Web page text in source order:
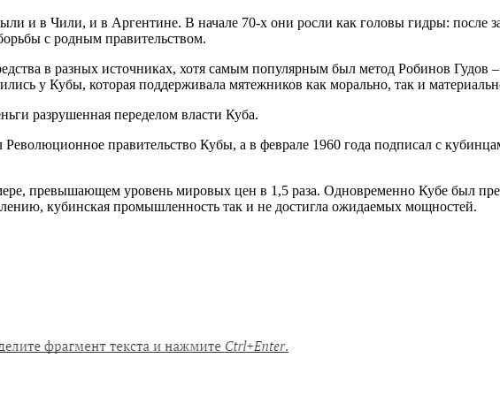
и в Чили, и в Аргентине. В начале 70-х они росли как головы гидры: после
с родным правительством.
в разных источниках, хотя самым популярным был метод Робинов Гудов
у Кубы, которая поддерживала мятежников как морально, так и
разрушенная переделом власти Куба.
правительство Кубы, а в феврале 1960 года подписал с
превышающем уровень мировых цен в 1,5 раза. Одновременно Кубе был
кубинская промышленность так и не достигла ожидаемых мощностей.